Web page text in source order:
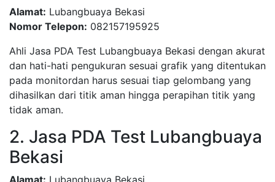
Alamat: Lubangbuaya Bekasi
Nomor Telepon: 082157195925
Ahli Jasa PDA Test Lubangbuaya Bekasi dengan akurat
dan hati-hati pengukuran sesuai grafik yang ditentukan
pada monitordan harus sesuai tiap gelombang yang
dihasilkan dari titik aman hingga perapihan titik yang
tidak aman.
2. Jasa PDA Test Lubangbuaya
Bekasi
Alamat: Lubangbuaya Bekasi